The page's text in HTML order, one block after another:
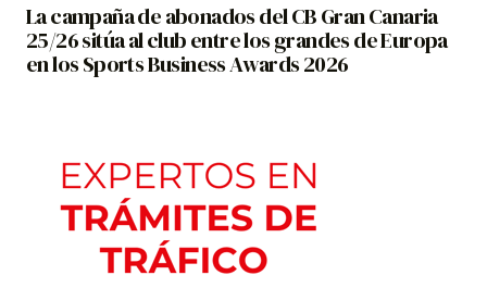
La campaña de abonados del CB Gran Canaria
25/26 sitúa al club entre los grandes de Europa
en los Sports Business Awards 2026